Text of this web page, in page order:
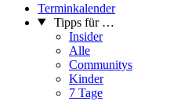
Terminkalender
Tipps für …
Insider
Alle
Communitys
Kinder
7 Tage